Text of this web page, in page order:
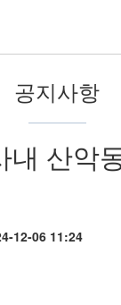
공지사항
내 산악
12-06 11:24